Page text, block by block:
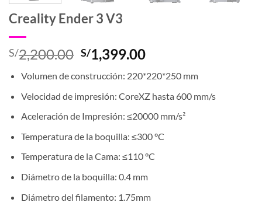
Creality Ender 3 V3
S/2,200.00 El
precio
original
era:
S/2,200.00.
S/1,399.00El
actual
es:
S/1,399.00.
Volumen de construcción: 220*220*250 mm
Velocidad de impresión: CoreXZ hasta 600 mm/s
Aceleración de Impresión: ≤20000 mm/s²
Temperatura de la boquilla: ≤300 °C
Temperatura de la Cama: ≤110 °C
Diámetro de la boquilla: 0.4 mm
Diámetro del filamento: 1.75mm